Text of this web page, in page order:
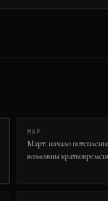
МАР
Март: начало
возможны